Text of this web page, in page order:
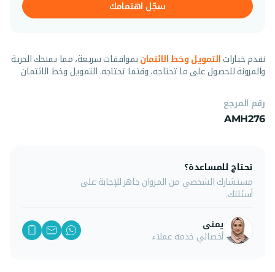
سجّل اهتمامك
نقدم خيارات التمويل وخط الائتمان بموافقات سريعة، مما يمنحك الحرية
والمرونة للحصول على ما تحتاجه، وقتما تحتاجه. التمويل وخط الائتمان
رقم المرجع
AMH276
تحتاج للمساعدة؟
مستشارك الشخصي من المروان جاهز للإجابة على
أسئلتك.
يمنى
أخصائي خدمة عملاء